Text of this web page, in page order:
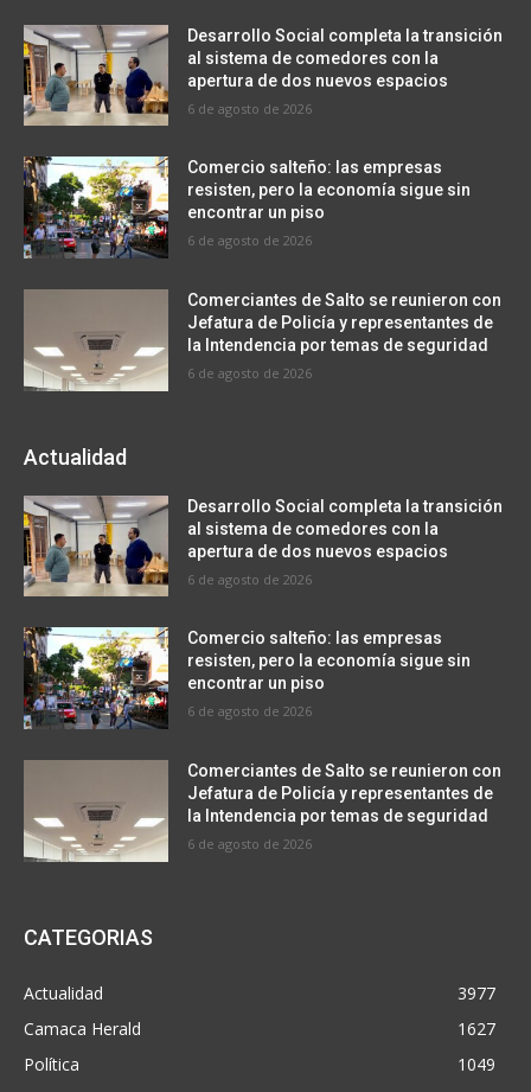
Desarrollo Social completa la transición
al sistema de comedores con la
apertura de dos nuevos espacios
6 de agosto de 2026
Comercio salteño: las empresas
resisten, pero la economía sigue sin
encontrar un piso
6 de agosto de 2026
Comerciantes de Salto se reunieron con
Jefatura de Policía y representantes de
la Intendencia por temas de seguridad
6 de agosto de 2026
Actualidad
Desarrollo Social completa la transición
al sistema de comedores con la
apertura de dos nuevos espacios
6 de agosto de 2026
Comercio salteño: las empresas
resisten, pero la economía sigue sin
encontrar un piso
6 de agosto de 2026
Comerciantes de Salto se reunieron con
Jefatura de Policía y representantes de
la Intendencia por temas de seguridad
6 de agosto de 2026
CATEGORIAS
Actualidad
3977
Camaca Herald
1627
Política
1049